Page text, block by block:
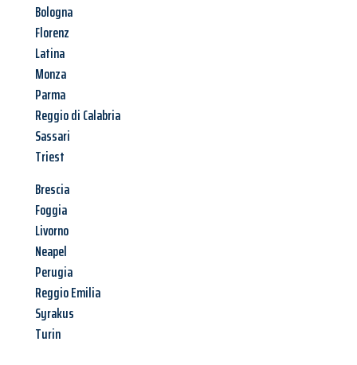
Bologna
Florenz
Latina
Monza
Parma
Reggio di Calabria
Sassari
Triest
Brescia
Foggia
Livorno
Neapel
Perugia
Reggio Emilia
Syrakus
Turin